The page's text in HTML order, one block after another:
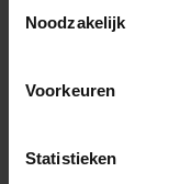
Noodzakelijk
Voorkeuren
Statistieken